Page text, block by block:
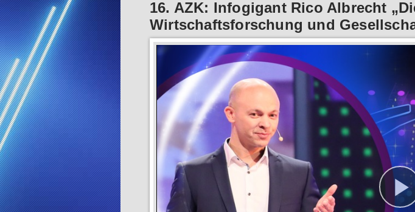
16. AZK: Infogigant Rico Albrecht
Wirtschaftsforschung und